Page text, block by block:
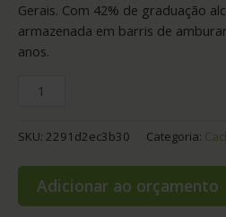
Gerais. Com 42% de graduação
armazenada em barris de
anos.
SKU: 2291d2ec3b30 Categoria:
Adicionar ao orçamento